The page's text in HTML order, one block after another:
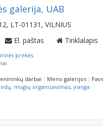
galerija, UAB
LT-01131, VILNIUS
El. paštas Tinklalapis
prekės
darbai Meno galerijos
mugių organizavimas, įranga